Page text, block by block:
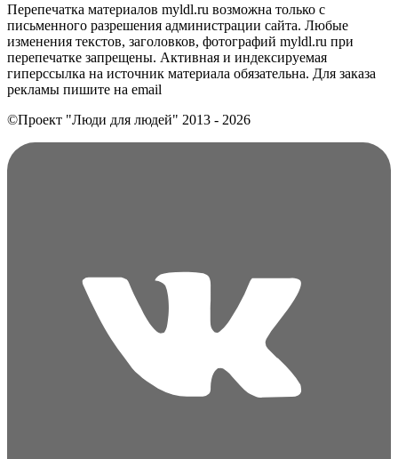
Перепечатка материалов myldl.ru возможна только с
письменного разрешения администрации сайта. Любые
изменения текстов, заголовков, фотографий myldl.ru при
перепечатке запрещены. Активная и индексируемая
гиперссылка на источник материала обязательна. Для заказа
рекламы пишите на еmail
©Проект "Люди для людей" 2013 - 2026